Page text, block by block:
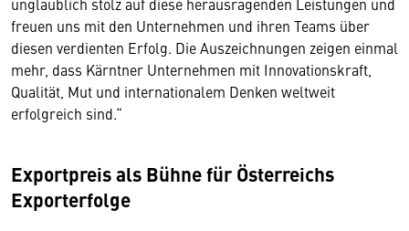
freuen uns mit den Unternehmen und ihren Teams über
diesen verdienten Erfolg. Die Auszeichnungen zeigen einmal
mehr, dass Kärntner Unternehmen mit Innovationskraft,
Qualität, Mut und internationalem Denken weltweit
erfolgreich sind.“
Exportpreis als Bühne für Österreichs
Exporterfolge